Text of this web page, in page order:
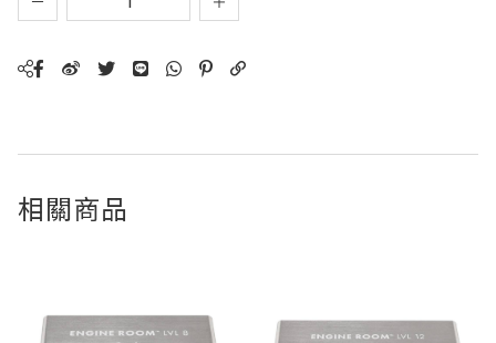
相關商品